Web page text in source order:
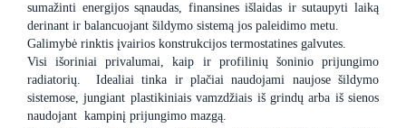
sumažinti energijos sąnaudas, finansines išlaidas ir sutaupyti laiką
derinant ir balancuojant šildymo sistemą jos paleidimo metu.
Galimybė rinktis įvairios konstrukcijos termostatines galvutes.
Visi išoriniai privalumai, kaip ir profilinių šoninio prijungimo
radiatorių. Idealiai tinka ir plačiai naudojami naujose šildymo
sistemose, jungiant plastikiniais vamzdžiais iš grindų arba iš sienos
naudojant kampinį prijungimo mazgą.